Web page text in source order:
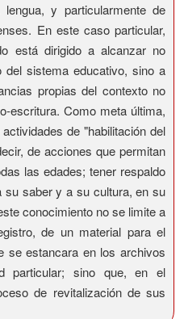
y particularmente de
En este caso particular,
está dirigido a alcanzar no
del sistema educativo, sino a
propias del contexto no
escritura. Como meta última,
de "habilitación del
de acciones que permitan
las edades; tener respaldo
saber y a su cultura, en su
conocimiento no se limite a
de un material para el
se estancara en los archivos
particular; sino que, en el
de revitalización de sus